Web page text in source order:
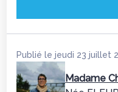
Publié le jeudi 23 juillet
Madame